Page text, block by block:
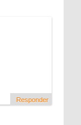
Responder